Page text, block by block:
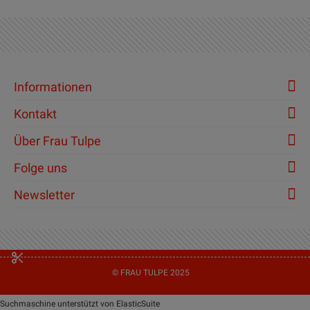
Informationen
Kontakt
Über Frau Tulpe
Folge uns
Newsletter
© FRAU TULPE 2025
Suchmaschine unterstützt von ElasticSuite